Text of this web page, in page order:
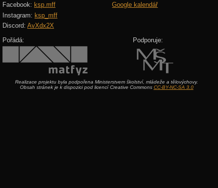
Facebook: ksp.mff
Instagram: ksp_mff
Discord: AvXdx2X
Google kalendář
Pořádá: Podporuje:
Realizace projektu byla podpořena Ministerstvem školství, mládeže a tělovýchovy.
Obsah stránek je k dispozici pod licencí Creative Commons CC-BY-NC-SA 3.0